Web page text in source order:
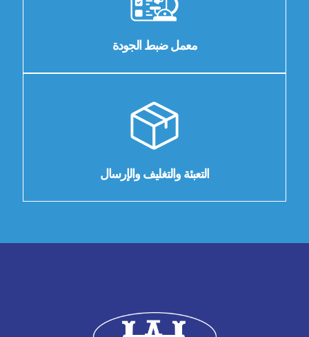
معمل ضبط الجودة
التعبئة والتغليف والإرسال